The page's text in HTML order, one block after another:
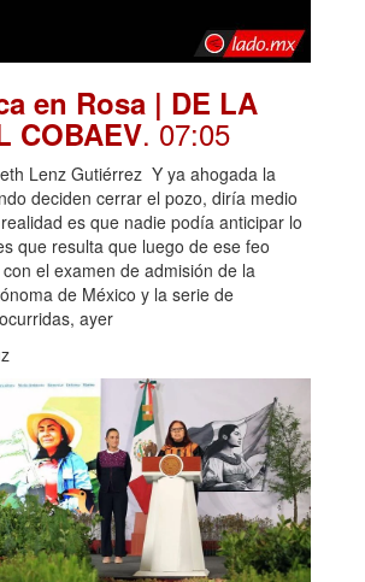
en Rosa | DE LA
COBAEV. 07:05
Lenz Gutiérrez Y ya ahogada la
deciden cerrar el pozo, diría medio
es que nadie podía anticipar lo
que resulta que luego de ese feo
el examen de admisión de la
de México y la serie de
ayer